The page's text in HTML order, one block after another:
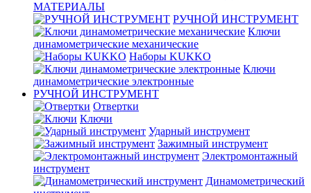
МАТЕРИАЛЫ
РУЧНОЙ ИНСТРУМЕНТ
Ключи
динамометрические механические
Наборы KUKKO
Ключи
динамометрические электронные
РУЧНОЙ ИНСТРУМЕНТ
Отвертки
Ключи
Ударный инструмент
Зажимный инструмент
Электромонтажный
инструмент
Динамометрический